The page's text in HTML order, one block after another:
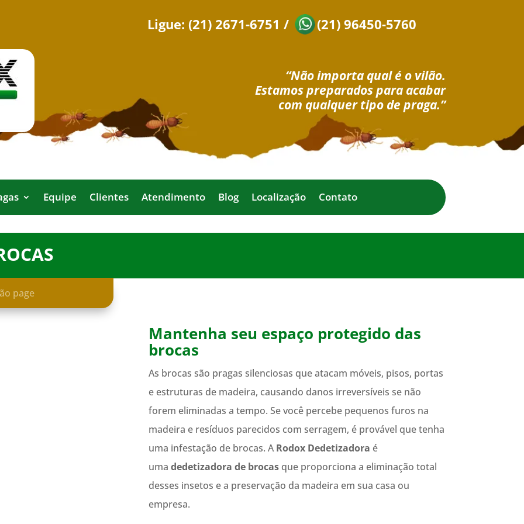
Ligue: (21) 2671-6751 / (21) 96450-5760
“Não importa qual é o vilão.
Estamos preparados para acabar
com qualquer tipo de praga.”
Equipe Clientes Atendimento Blog Localização Contato
page
Mantenha seu espaço protegido das
brocas
As brocas são pragas silenciosas que atacam móveis, pisos, portas
e estruturas de madeira, causando danos irreversíveis se não
forem eliminadas a tempo. Se você percebe pequenos furos na
madeira e resíduos parecidos com serragem, é provável que tenha
uma infestação de brocas. ARodox Dedetizadora é
uma dedetizadora de brocasque proporciona a eliminação total
desses insetos e a preservação da madeira em sua casa ou
empresa.